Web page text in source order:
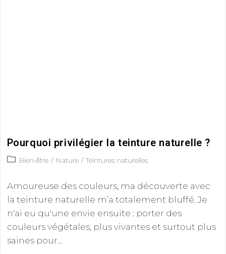
Pourquoi privilégier la teinture naturelle ?
Bien-être / Nature / Teintures naturelles
Amoureuse des couleurs, ma découverte avec
la teinture naturelle m’a totalement bluffé. Je
n'ai eu qu'une envie ensuite : porter des
couleurs végétales, plus vivantes et surtout plus
saines pour…